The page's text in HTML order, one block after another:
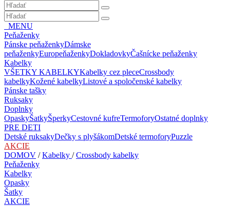
MENU
Peňaženky
Pánske peňaženkyDámske
peňaženkyEuropeňaženkyDokladovkyČašnícke peňaženky
Kabelky
VŠETKY KABELKYKabelky cez pleceCrossbody
kabelkyKožené kabelkyListové a spoločenské kabelky
Pánske tašky
Ruksaky
Doplnky
OpaskyŠatkyŠperkyCestovné kufreTermoforyOstatné doplnky
PRE DETI
Detské ruksakyDečky s plyšákomDetské termoforyPuzzle
AKCIE
DOMOV /Kabelky /Crossbody kabelky
Peňaženky
Kabelky
Opasky
Šatky
AKCIE